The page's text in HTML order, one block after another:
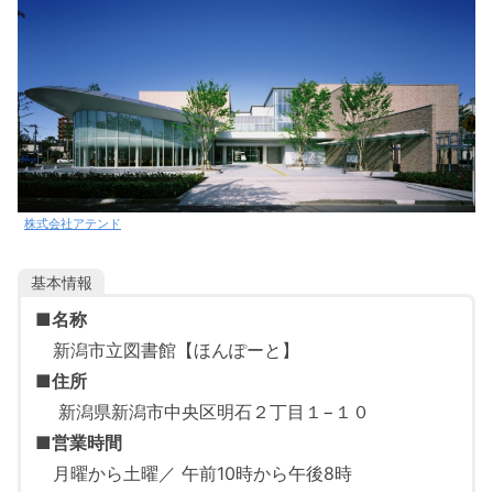
株式会社アテンド
基本情報
■名称
新潟市立図書館【ほんぽーと】
■住所
新潟県新潟市中央区明石２丁目１−１０
■営業時間
月曜から土曜／ 午前10時から午後8時